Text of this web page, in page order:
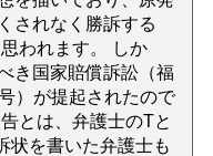
されなく勝訴する
われます。 しか
き国家賠償訴訟（福
）が提起されたので
とは、弁護士のTと
状を書いた弁護士も